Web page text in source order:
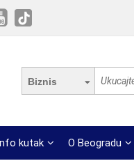
Biznis
kutak O Beogradu